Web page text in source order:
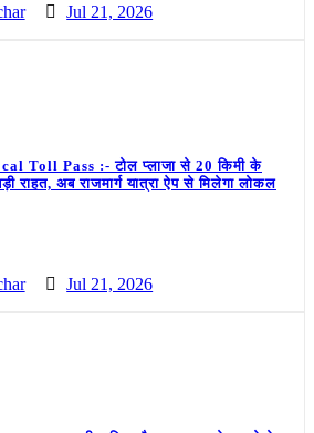
Jul 21, 2026
Toll Pass :- टोल प्लाजा से 20 किमी के
राहत, अब राजमार्ग यात्रा ऐप से मिलेगा लोकल
Jul 21, 2026